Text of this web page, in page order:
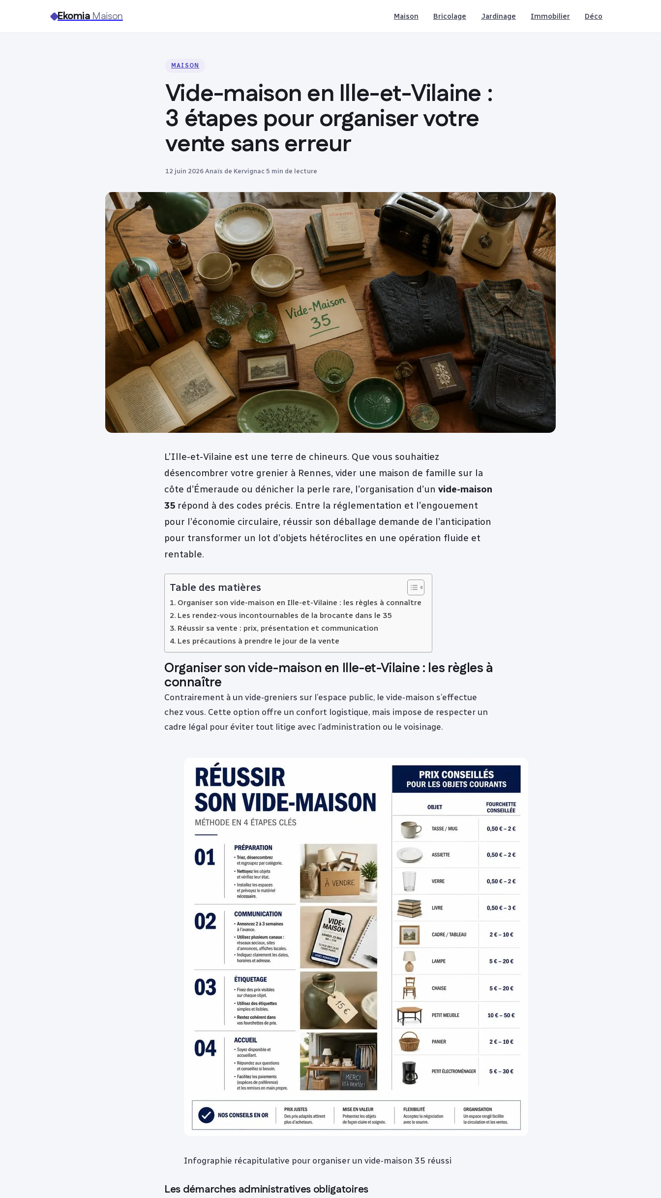
EkomiaMaison Maison Bricolage Jardinage Immobilier Déco
MAISON
Vide-maison en Ille-et-Vilaine :
3 étapes pour organiser votre
vente sans erreur
12 juin 2026Anaïs de Kervignac5 min de lecture
L’Ille-et-Vilaine est une terre de chineurs. Que vous souhaitiez
désencombrer votre grenier à Rennes, vider une maison de famille sur la
côte d’Émeraude ou dénicher la perle rare, l’organisation d’un vide-maison
35 répond à des codes précis. Entre la réglementation et l’engouement
pour l’économie circulaire, réussir son déballage demande de l’anticipation
pour transformer un lot d’objets hétéroclites en une opération fluide et
rentable.
Table des matières
Organiser son vide-maison en Ille-et-Vilaine : les règles à connaître
Les rendez-vous incontournables de la brocante dans le 35
Réussir sa vente : prix, présentation et communication
Les précautions à prendre le jour de la vente
Organiser son vide-maison en Ille-et-Vilaine : les règles à
connaître
Contrairement à un vide-greniers sur l’espace public, le vide-maison s’effectue
chez vous. Cette option offre un confort logistique, mais impose de respecter un
cadre légal pour éviter tout litige avec l’administration ou le voisinage.
Infographie récapitulative pour organiser un vide-maison 35 réussi
Les démarches administratives obligatoires